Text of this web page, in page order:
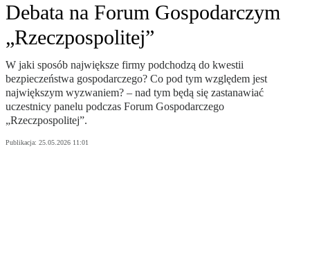
Debata na Forum Gospodarczym
„Rzeczpospolitej”
W jaki sposób największe firmy podchodzą do kwestii
bezpieczeństwa gospodarczego? Co pod tym względem jest
największym wyzwaniem? – nad tym będą się zastanawiać
uczestnicy panelu podczas Forum Gospodarczego
„Rzeczpospolitej”.
Publikacja: 25.05.2026 11:01